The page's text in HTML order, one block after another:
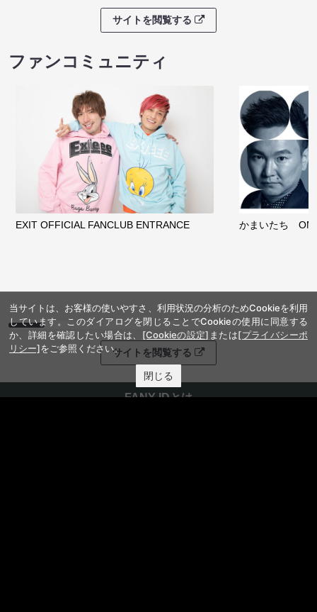
サイトを閲覧する
ファンコミュニティ
EXIT OFFICIAL FANCLUB ENTRANCE かまいたち
サイトを閲覧する
FANY IDとは
当サイトは、お客様の使いやすさ、利用状況の分析のためCookieを利用
しています。このダイアログを閉じることでCookieの使用に同意する
か、詳細を確認したい場合は、 [Cookieの設定] または[プライバシーポ
リシー]をご参照ください。
閉じる